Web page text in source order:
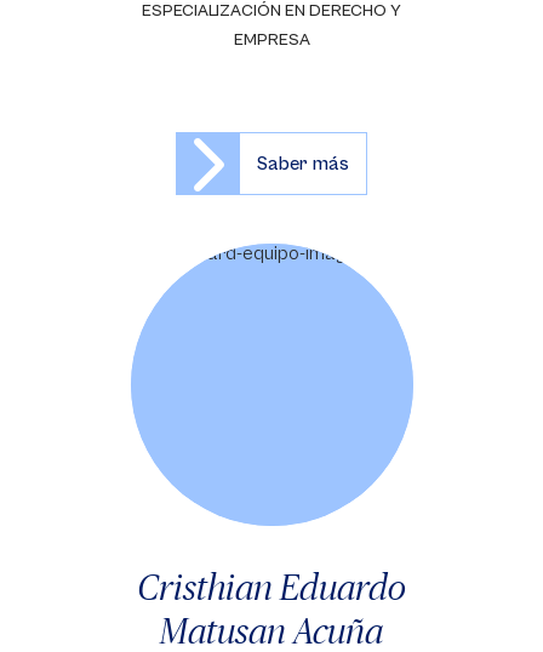
ESPECIALIZACIÓN EN DERECHO Y
EMPRESA
Saber más
Cristhian Eduardo
Matusan Acuña